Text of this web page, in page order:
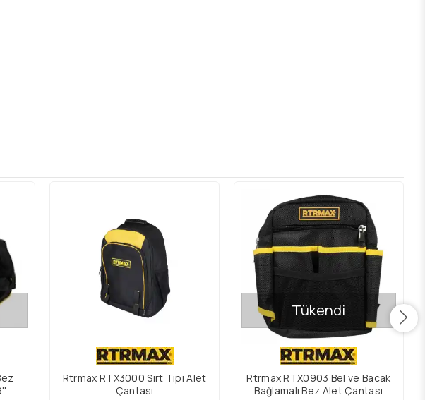
Rtrmax RTX3000 Sırt Tipi Alet
Çantası
Tükendi
Rtrmax RTX0903 Bel ve Bacak
Bağlamalı Bez Alet Çantası